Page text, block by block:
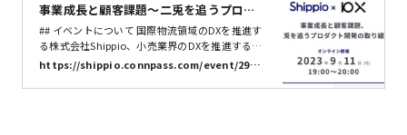
事業成長と顧客課題～二兎を追うプロダ
クト開発の取り組み - connpass
## イベントについて 国際物流領域のDXを推進す
る株式会社Shippio、小売業界のDXを推進する株
式会社10Xによる合同イベントです。今回は、レ
ガシー産業における事業成長と現場の顧客が抱え
る課題の解決をどう両立させるのか、その難しさ
https://shippio.connpass.com/event/2937